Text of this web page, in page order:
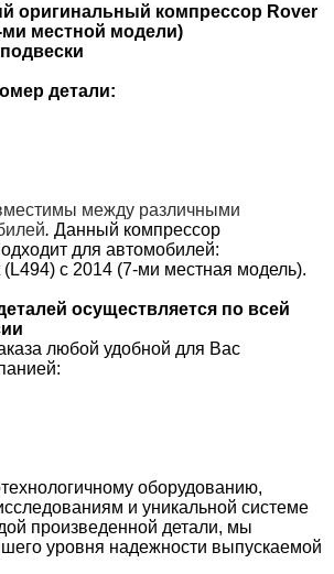
оригинальный компрессор Rover
ми местной модели)
детали:
между различными
. Данный компрессор
для автомобилей:
с 2014 (7-ми местная модель).
осуществляется по всей
любой удобной для Вас
оборудованию,
и уникальной системе
произведенной детали, мы
уровня надежности выпускаемой